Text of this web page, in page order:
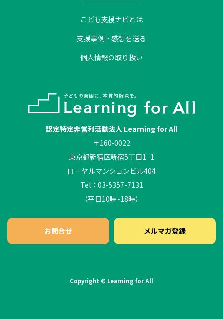
こども支援ナビとは
支援事例・感想を送る
個人情報の取り扱い
認定特定非営利活動法人 Learning for All
〒160-0022
東京都新宿区新宿5丁目1−1
ローヤルマンションビル404
Tel：03-5357-7131
（平日10時~18時）
お問合せ メルマガ登録
Copyright © Learning for All